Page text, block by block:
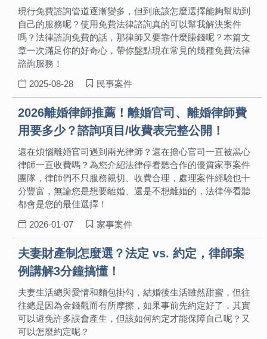
現行免費諮詢管道逐漸變多，但到底該怎麼選擇能夠幫助到
自己的服務呢？使用免費法律諮詢真的可以幫我解決案件
嗎？法律諮詢免費的話，那律師又要靠什麼賺錢呢？本篇文
章一次滿足你的好奇心，帶你盤點現在常見的幾種免費法律
諮詢服務！
2025-08-28
民事案件
2026離婚律師推薦！離婚官司、離婚律師費
用要多少？諮詢項目/收費表完整公開！
還在煩惱離婚官司遇到兩光律師？還在擔心官司一直被黑心
律師一直收費嗎？為您介紹法律停看聽合作的優質家事案件
團隊，律師們不只服務親切、收費合理，處理案件經驗也十
分豐富，無論您是想要離婚、還是不想離婚的，法律停看聽
都會是您的最佳選擇！
2026-01-07
家事案件
夫妻財產制怎麼選？法定 vs. 約定，律師案
例講解3分鐘搞懂！
夫妻生活總與愛情和麵包掛勾，結婚後生活雖然甜蜜，但往
往總是因為金錢觀而有所摩擦，如果事前先約定好了，其實
可以避免許多誤會產生，但該如何約定才能保障自己呢？又
可以怎麼約定呢？